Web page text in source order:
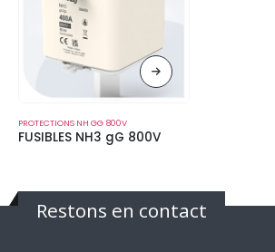
PROTECTIONS NH GG 800V
FUSIBLES NH3 gG 800V
Restons en contact